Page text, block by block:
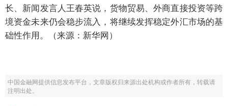
长、新闻发言人王春英说，货物贸易、外商直接投资等跨
境资金未来仍会稳步流入，将继续发挥稳定外汇市场的基
础性作用。（来源：新华网）
中国金融网提供信息发布平台，文章版权归来源出处机构或作者所有，转载请
注明出处。